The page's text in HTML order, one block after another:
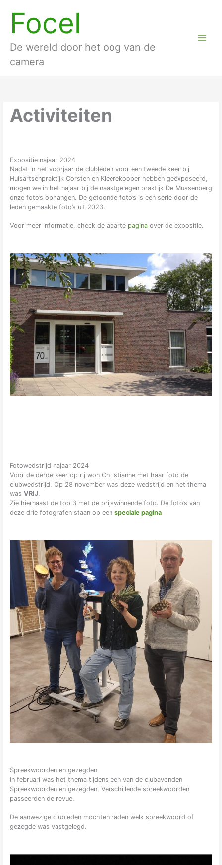
inhoudFocel
De wereld door het oog van de
camera
Activiteiten
Expositie najaar 2024
Nadat in het voorjaar de clubleden voor een tweede keer bij
Huisartsenpraktijk Corsten en Kleerekooper hebben geëxposeerd,
mogen we in het najaar bij de naastgelegen praktijk De Mussenberg
onze foto’s ophangen. De getoonde foto’s is een serie door de
leden gemaakte foto’s uit 2023.
Voor meer informatie, check de aparte paginaover de expositie.
Fotowedstrijd najaar 2024
Voor de derde keer op rij won Christianne met haar foto de
clubwedstrijd. Op 28 november was deze wedstrijd en het thema
was VRIJ.
Zie hiernaast de top 3 met de prijswinnende foto. De foto’s van
deze drie fotografen staan op een speciale pagina
Spreekwoorden en gezegden
In februari was het thema tijdens een van de clubavonden
Spreekwoorden en gezegden. Verschillende spreekwoorden
passeerden de revue.
De aanwezige clubleden mochten raden welk spreekwoord of
gezegde was vastgelegd.